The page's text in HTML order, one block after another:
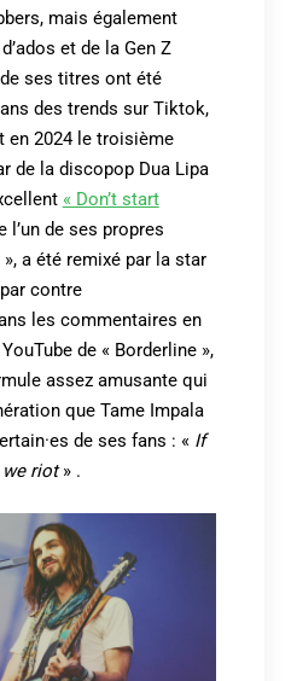
mais également
et de la Gen Z
ses titres ont été
des trends sur Tiktok,
en 2024 le troisième
de la discopop Dua Lipa
« Don’t start
l’un de ses propres
a été remixé par la star
contre
les commentaires en
de « Borderline »,
assez amusante qui
que Tame Impala
de ses fans : « If
riot» .